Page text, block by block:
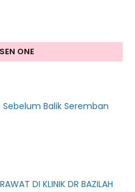
ONE
Balik Seremban
DI KLINIK DR BAZILAH